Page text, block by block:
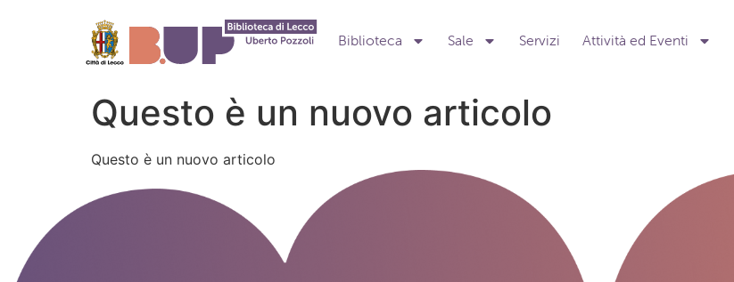
Biblioteca Sale Servizi Attività ed Eventi
Questo è un nuovo articolo
Questo è un nuovo articolo